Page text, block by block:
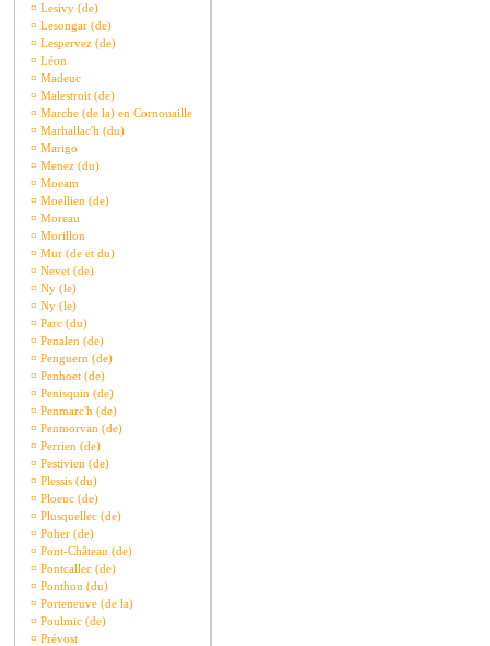
¤ Lesivy (de)
¤ Lesongar (de)
¤ Lespervez (de)
¤ Léon
¤ Madeuc
¤ Malestroit (de)
¤ Marche (de la) en Cornouaille
¤ Marhallac'h (du)
¤ Marigo
¤ Menez (du)
¤ Moeam
¤ Moellien (de)
¤ Moreau
¤ Morillon
¤ Mur (de et du)
¤ Nevet (de)
¤ Ny (le)
¤ Ny (le)
¤ Parc (du)
¤ Penalen (de)
¤ Penguern (de)
¤ Penhoet (de)
¤ Penisquin (de)
¤ Penmarc'h (de)
¤ Penmorvan (de)
¤ Perrien (de)
¤ Pestivien (de)
¤ Plessis (du)
¤ Ploeuc (de)
¤ Plusquellec (de)
¤ Poher (de)
¤ Pont-Château (de)
¤ Pontcallec (de)
¤ Ponthou (du)
¤ Porteneuve (de la)
¤ Poulmic (de)
¤ Prévost